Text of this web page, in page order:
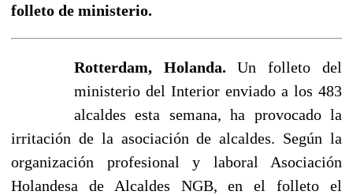
folleto de ministerio.
Rotterdam, Holanda. Un folleto del
ministerio del Interior enviado a los 483
alcaldes esta semana, ha provocado la
irritación de la asociación de alcaldes. Según la
organización profesional y laboral Asociación
Holandesa de Alcaldes NGB, en el folleto el